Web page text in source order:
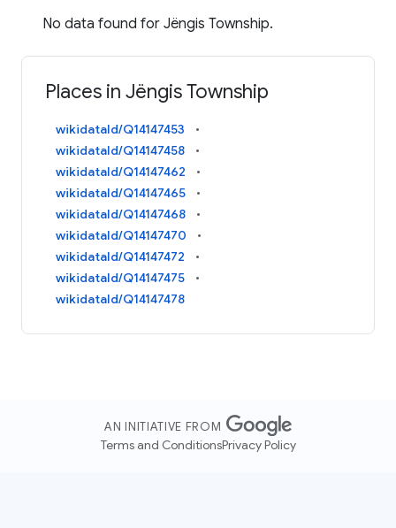
No data found for Jëngis Township.
Places in Jëngis Township
wikidataId/Q14147453
wikidataId/Q14147458
wikidataId/Q14147462
wikidataId/Q14147465
wikidataId/Q14147468
wikidataId/Q14147470
wikidataId/Q14147472
wikidataId/Q14147475
wikidataId/Q14147478
AN INITIATIVE FROM
Terms and ConditionsPrivacy Policy